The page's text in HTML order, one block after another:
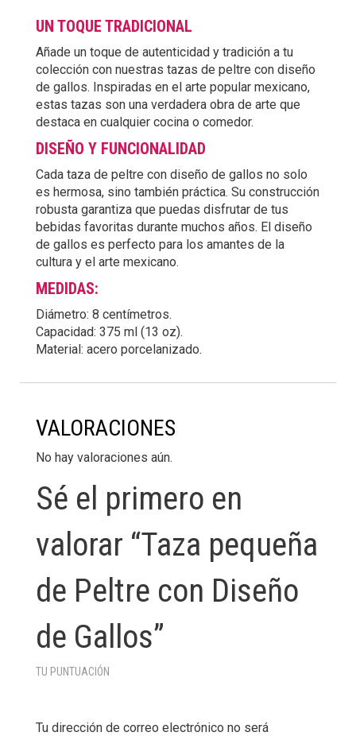
UN TOQUE TRADICIONAL
Añade un toque de autenticidad y tradición a tu
colección con nuestras tazas de peltre con diseño
de gallos. Inspiradas en el arte popular mexicano,
estas tazas son una verdadera obra de arte que
destaca en cualquier cocina o comedor.
DISEÑO Y FUNCIONALIDAD
Cada taza de peltre con diseño de gallos no solo
es hermosa, sino también práctica. Su construcción
robusta garantiza que puedas disfrutar de tus
bebidas favoritas durante muchos años. El diseño
de gallos es perfecto para los amantes de la
cultura y el arte mexicano.
MEDIDAS:
Diámetro: 8 centímetros.
Capacidad: 375 ml (13 oz).
Material: acero porcelanizado.
VALORACIONES
No hay valoraciones aún.
Sé el primero en
valorar “Taza pequeña
de Peltre con Diseño
de Gallos”
Tu dirección de correo electrónico no será
TU PUNTUACIÓN